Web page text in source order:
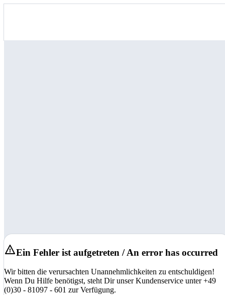
Ein Fehler ist aufgetreten / An error has occurred
Wir bitten die verursachten Unannehmlichkeiten zu entschuldigen!
Wenn Du Hilfe benötigst, steht Dir unser Kundenservice unter +49
(0)30 - 81097 - 601 zur Verfügung.